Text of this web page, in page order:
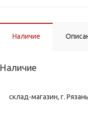
Наличие
Наличие
склад-магазин, г.